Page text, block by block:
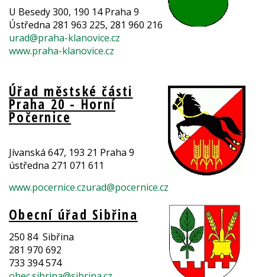
U Besedy 300, 190 14 Praha 9
Ústředna 281 963 225, 281 960 216
urad@praha-klanovice.cz
www.praha-klanovice.cz
Úřad městské části
Praha 20 - Horní
Počernice
Jívanská 647, 193 21 Praha 9
ústředna 271 071 611
www.pocernice.czurad@pocernice.cz
Obecní úřad Sibřina
250 84 Sibřina
281 970 692
733 394 574